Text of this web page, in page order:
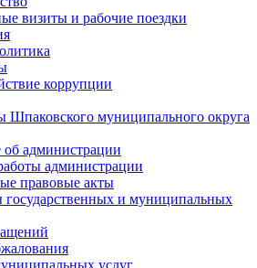
визиты и рабочие поездки
коррупции
Шпаковского муниципального округа
администрации
администрации
правовые акты
государственных и муниципальных